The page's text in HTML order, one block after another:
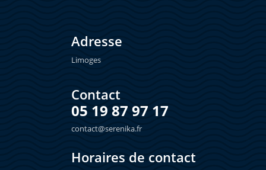
Adresse
Limoges
Contact
05 19 87 97 17
contact@serenika.fr
Horaires de contact